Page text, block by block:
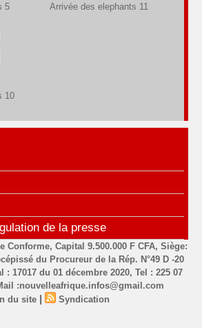
5 Arrivée des elephants 11
10
de la presse
Conforme, Capital 9.500.000 F CFA, Siège:
du Procureur de la Rép. N°49 D -20
: 17017 du 01 décembre 2020, Tel : 225 07
:nouvelleafrique.infos@gmail.com
du site | Syndication